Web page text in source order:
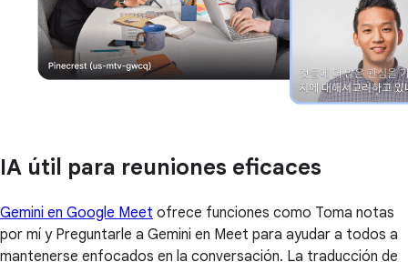
IA útil para reuniones eficaces
Gemini en Google Meet ofrece funciones como Toma notas
por mí y Preguntarle a Gemini en Meet para ayudar a todos a
mantenerse enfocados en la conversación. La traducción de